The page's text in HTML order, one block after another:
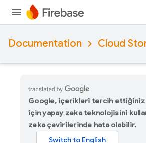
Documentation Cloud
Google, içerikleri tercih
için yapay zeka teknolojisini
zeka çevirilerinde hata olabilir.